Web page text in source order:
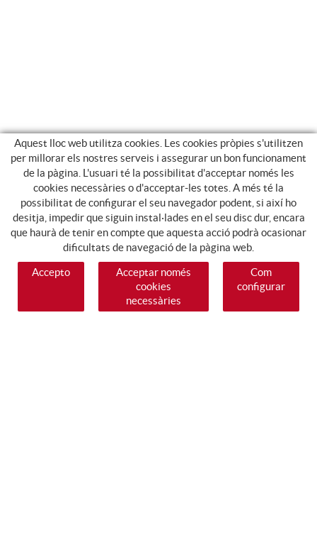
Aquest lloc web utilitza cookies. Les cookies pròpies s'utilitzen
per millorar els nostres serveis i assegurar un bon funcionament
de la pàgina. L'usuari té la possibilitat d'acceptar només les
cookies necessàries o d'acceptar-les totes. A més té la
possibilitat de configurar el seu navegador podent, si així ho
desitja, impedir que siguin instal·lades en el seu disc dur, encara
que haurà de tenir en compte que aquesta acció podrà ocasionar
dificultats de navegació de la pàgina web.
Accepto
Acceptar només
cookies
necessàries
Com
configurar